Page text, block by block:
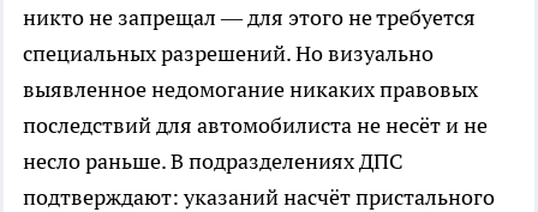
никто не запрещал — для этого не требуется
специальных разрешений. Но визуально
выявленное недомогание никаких правовых
последствий для автомобилиста не несёт и не
несло раньше. В подразделениях ДПС
подтверждают: указаний насчёт пристального